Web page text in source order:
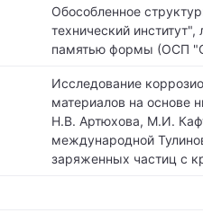
Обособленное
технический институт",
памятью формы (ОСП
Исследование
материалов на основе
Н.В. Артюхова, М.И.
международной
заряженных частиц с